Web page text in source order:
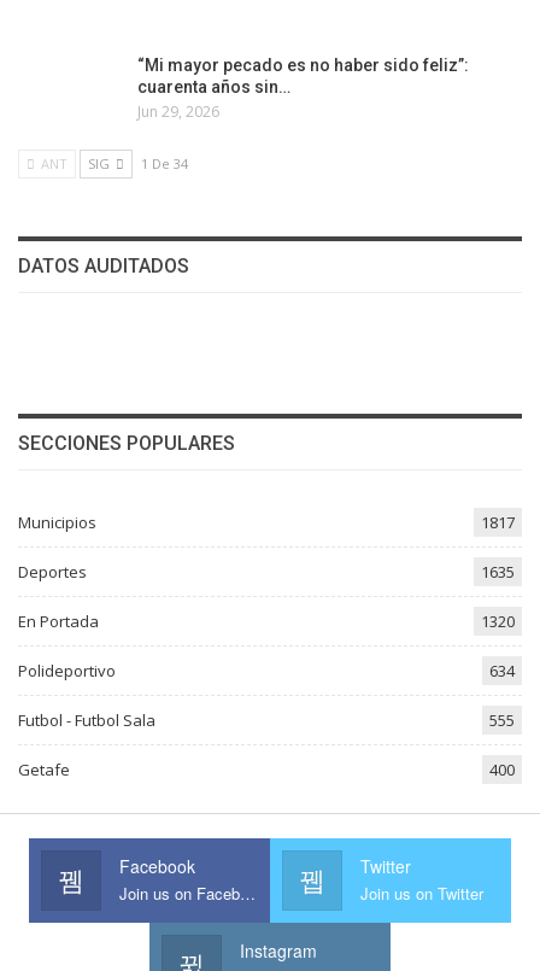
“Mi mayor pecado es no haber sido feliz”:
cuarenta años sin…
Jun 29, 2026
ANT SIG 1 De 34
DATOS AUDITADOS
SECCIONES POPULARES
Municipios 1817
Deportes 1635
En Portada 1320
Polideportivo 634
Futbol - Futbol Sala 555
Getafe 400
Facebook
Join us on Facebook
Twitter
Join us on Twitter
Instagram